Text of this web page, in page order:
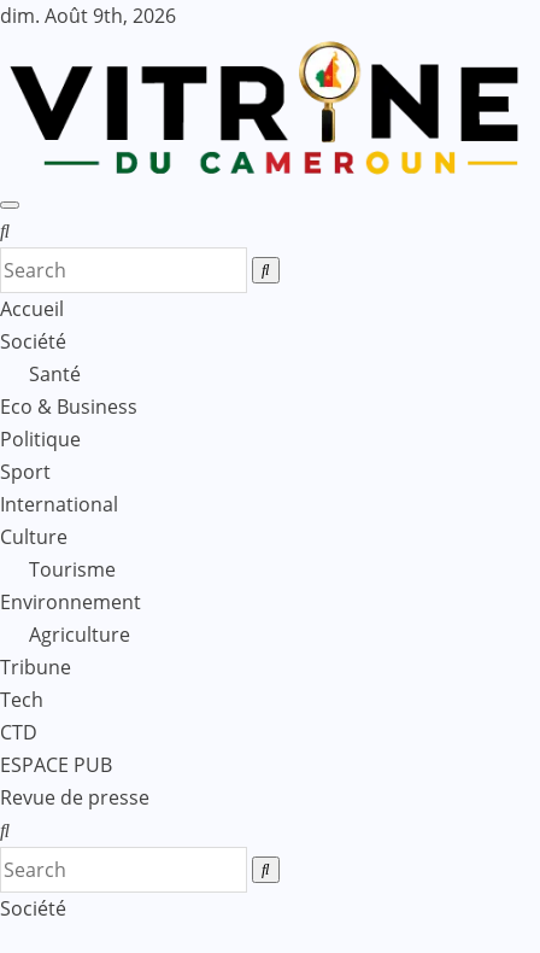
Skip
content
dim. Août 9th, 2026
Accueil
Société
Santé
Eco & Business
Politique
Sport
International
Culture
Tourisme
Environnement
Agriculture
Tribune
Tech
CTD
ESPACE PUB
Revue de presse
Société